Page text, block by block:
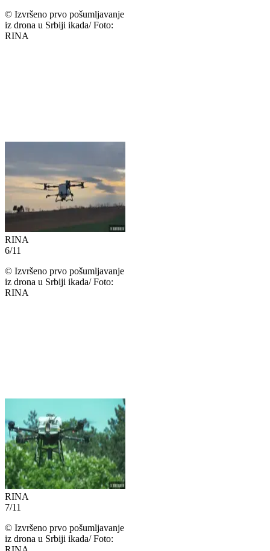
© Izvršeno prvo pošumljavanje
iz drona u Srbiji ikada/ Foto:
RINA
RINA
6/11
© Izvršeno prvo pošumljavanje
iz drona u Srbiji ikada/ Foto:
RINA
RINA
7/11
© Izvršeno prvo pošumljavanje
iz drona u Srbiji ikada/ Foto: